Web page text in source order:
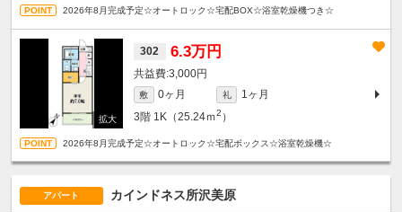
2026年8月完成予定☆オートロック☆宅配BOX☆浴室乾燥機つき☆
302 6.3万円
3,000円
敷 0ヶ月 礼
1ヶ月
3階 1K（25.24ｍ2 ）
2026年8月完成予定☆オートロック☆宅配ボックス☆浴室乾燥機☆
アパート カインドネス所沢美原